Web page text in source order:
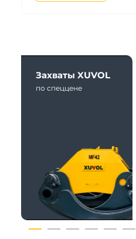
Захваты XUVOL
по спеццене